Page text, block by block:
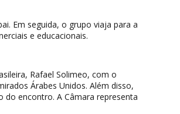
Em seguida, o grupo viaja para a
e educacionais.
Rafael Solimeo, com o
Árabes Unidos. Além disso,
encontro. A Câmara representa